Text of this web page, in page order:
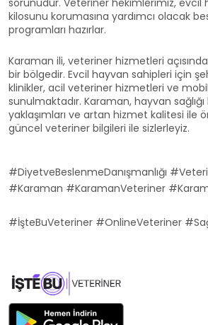
sorunudur. Veteriner hekimlerimiz, evcil
kilosunu korumasına yardımcı olacak
programları hazırlar.
Karaman ili, veteriner hizmetleri
bir bölgedir. Evcil hayvan sahipleri için
klinikler, acil veteriner hizmetleri ve
sunulmaktadır. Karaman, hayvan
yaklaşımları ve artan hizmet kalitesi ile
güncel veteriner bilgileri ile sizlerleyiz.
#DiyetveBeslenmeDanışmanlığı
#Karaman #KaramanVeteriner
#İşteBuVeteriner #OnlineVeteriner